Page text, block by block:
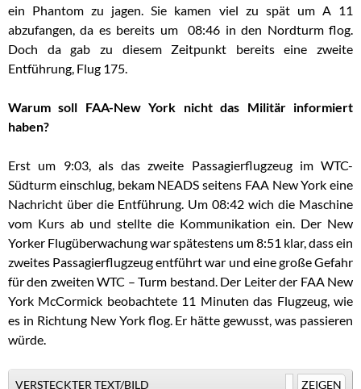
ein Phantom zu jagen. Sie kamen viel zu spät um A 11
abzufangen, da es bereits um 08:46 in den Nordturm flog.
Doch da gab zu diesem Zeitpunkt bereits eine zweite
Entführung, Flug 175.
Warum soll FAA-New York nicht das Militär informiert
haben?
Erst um 9:03, als das zweite Passagierflugzeug im WTC-
Südturm einschlug, bekam NEADS seitens FAA New York eine
Nachricht über die Entführung. Um 08:42 wich die Maschine
vom Kurs ab und stellte die Kommunikation ein. Der New
Yorker Flugüberwachung war spätestens um 8:51 klar, dass ein
zweites Passagierflugzeug entführt war und eine große Gefahr
für den zweiten WTC – Turm bestand. Der Leiter der FAA New
York McCormick beobachtete 11 Minuten das Flugzeug, wie
es in Richtung New York flog. Er hätte gewusst, was passieren
würde.
VERSTECKTER TEXT/BILD ZEIGEN